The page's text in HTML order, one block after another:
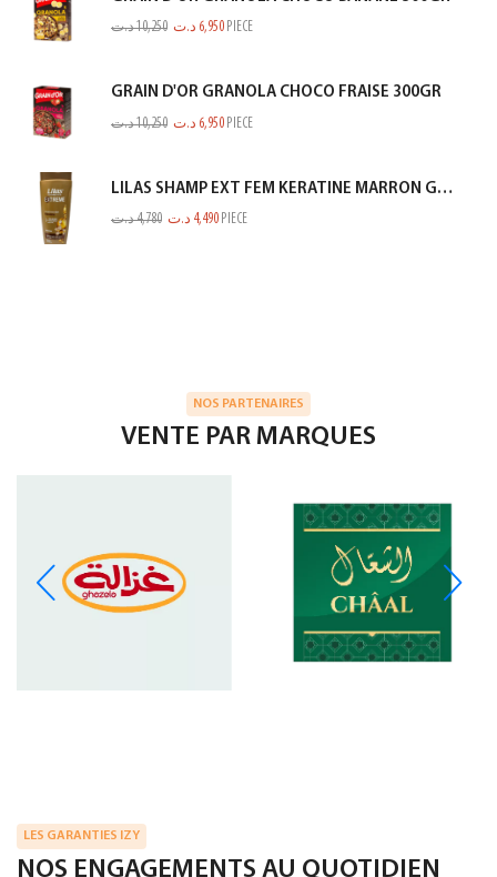
10,250د.ت 6,950 د.ت PIECE
GRAIN D'OR GRANOLA CHOCO FRAISE 300GR
10,250د.ت 6,950 د.ت PIECE
LILAS SHAMP EXT FEM KERATINE MARRON GOLD 350ML
4,780د.ت 4,490 د.ت PIECE
NOS PARTENAIRES
VENTE PAR MARQUES
LES GARANTIES IZY
NOS ENGAGEMENTS AU QUOTIDIEN